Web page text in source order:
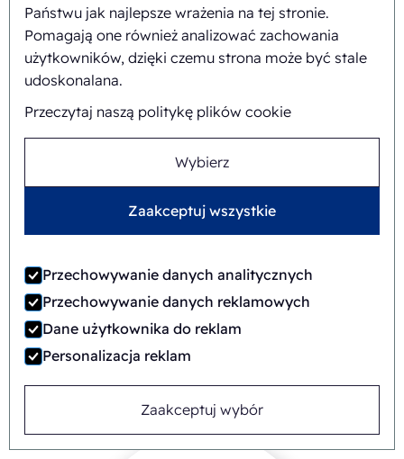
Państwu jak najlepsze wrażenia na tej stronie.
Pomagają one również analizować zachowania
użytkowników, dzięki czemu strona może być stale
udoskonalana.
Przeczytaj naszą politykę plików cookie
Wybierz
Zaakceptuj wszystkie
Przechowywanie danych analitycznych
Przechowywanie danych reklamowych
Dane użytkownika do reklam
Personalizacja reklam
Zaakceptuj wybór
Niskie koszty
Produkowane na standardowych
urządzeniach do kartonowania
Kartony to najbardziej ekonomiczne
rozwiązanie